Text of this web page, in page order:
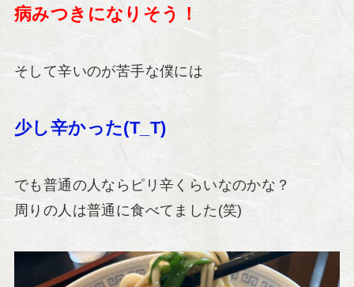
病みつきになりそう！
そして辛いのが苦手な僕には
少し辛かった(T_T)
でも普通の人ならピリ辛くらいなのかな？
周りの人は普通に食べてました(笑)